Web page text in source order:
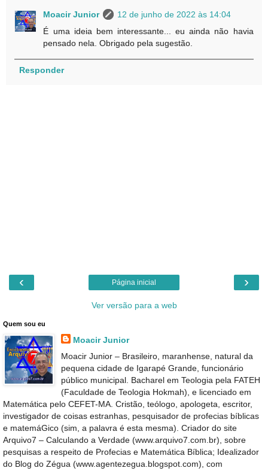
Moacir Junior
12 de junho de 2022 às 14:04
É uma ideia bem interessante... eu ainda não havia
pensado nela. Obrigado pela sugestão.
Responder
‹ ›
Página inicial
Ver versão para a web
Quem sou eu
Moacir Junior
Moacir Junior – Brasileiro, maranhense, natural da
pequena cidade de Igarapé Grande, funcionário
público municipal. Bacharel em Teologia pela FATEH
(Faculdade de Teologia Hokmah), e licenciado em
Matemática pelo CEFET-MA. Cristão, teólogo, apologeta, escritor,
investigador de coisas estranhas, pesquisador de profecias bíblicas
e matemáGico (sim, a palavra é esta mesma). Criador do site
Arquivo7 – Calculando a Verdade (www.arquivo7.com.br), sobre
pesquisas a respeito de Profecias e Matemática Bíblica; Idealizador
do Blog do Zégua (www.agentezegua.blogspot.com), com